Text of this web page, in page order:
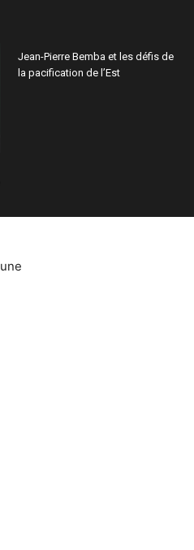
Jean-Pierre Bemba et les défis de
la pacification de l’Est